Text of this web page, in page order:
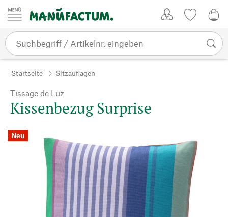
Zum Inhalt springen
Startseite Sitzauflagen
Tissage de Luz
Kissenbezug Surprise
Neu